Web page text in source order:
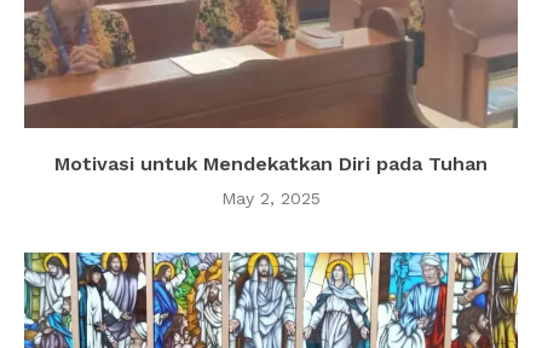
Motivasi untuk Mendekatkan Diri pada Tuhan
May 2, 2025